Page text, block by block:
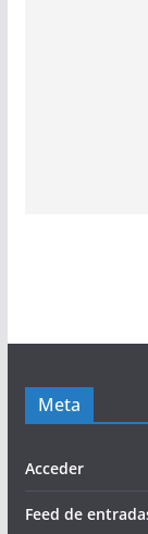
Meta
Acceder
Feed de